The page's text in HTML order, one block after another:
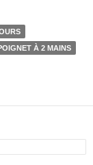
À 2 MAINS